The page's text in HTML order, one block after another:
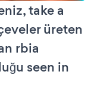
take a
üreten
rbia
seen in